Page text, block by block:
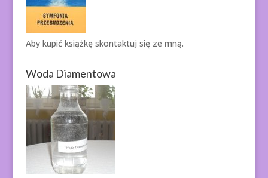
Aby kupić książkę skontaktuj się ze mną.
Woda Diamentowa